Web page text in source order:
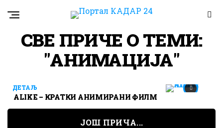
СВЕ ПРИЧЕ О ТЕМИ:
"АНИМАЦИЈА"
ДЕТАЉ
ALIKE – КРАТКИ АНИМИРАНИ ФИЛМ
ЈОШ ПРИЧА...